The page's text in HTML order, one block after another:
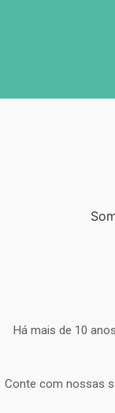
Há mais de 10
Conte com nossas